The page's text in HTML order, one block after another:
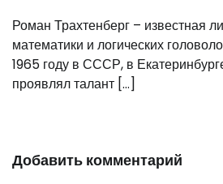
Роман Трахтенберг – известная
математики и логических
1965 году в СССР, в
проявлял талант […]
Добавить комментарий